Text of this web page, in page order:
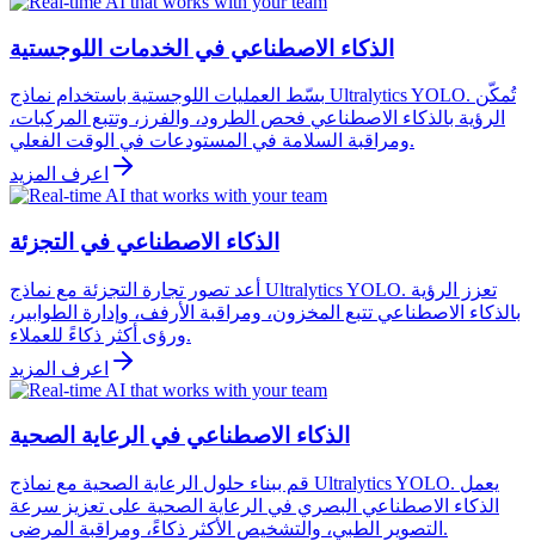
الذكاء الاصطناعي في الخدمات اللوجستية
بسّط العمليات اللوجستية باستخدام نماذج Ultralytics YOLO. تُمكّن
الرؤية بالذكاء الاصطناعي فحص الطرود، والفرز، وتتبع المركبات،
ومراقبة السلامة في المستودعات في الوقت الفعلي.
اعرف المزيد
الذكاء الاصطناعي في التجزئة
أعد تصور تجارة التجزئة مع نماذج Ultralytics YOLO. تعزز الرؤية
بالذكاء الاصطناعي تتبع المخزون، ومراقبة الأرفف، وإدارة الطوابير،
ورؤى أكثر ذكاءً للعملاء.
اعرف المزيد
الذكاء الاصطناعي في الرعاية الصحية
قم ببناء حلول الرعاية الصحية مع نماذج Ultralytics YOLO. يعمل
الذكاء الاصطناعي البصري في الرعاية الصحية على تعزيز سرعة
التصوير الطبي، والتشخيص الأكثر ذكاءً، ومراقبة المرضى.